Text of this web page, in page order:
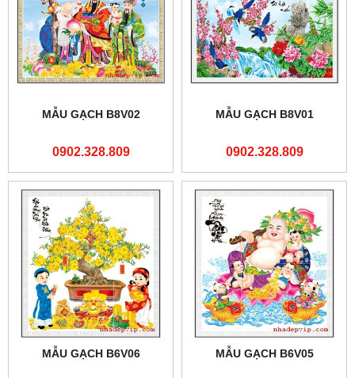
MẪU GẠCH B8V02
0902.328.809
MẪU GẠCH B8V01
0902.328.809
MẪU GẠCH B6V06 MẪU GẠCH B6V05